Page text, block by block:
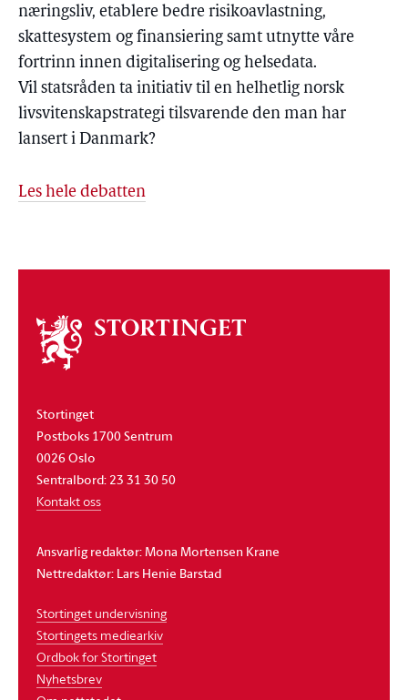
næringsliv, etablere bedre risikoavlastning,
skattesystem og finansiering samt utnytte våre
fortrinn innen digitalisering og helsedata.
Vil statsråden ta initiativ til en helhetlig norsk
livsvitenskapstrategi tilsvarende den man har
lansert i Danmark?
Les hele debatten
Om
stortinget
Stortinget
Postboks 1700 Sentrum
0026 Oslo
Sentralbord: 23 31 30 50
Kontakt oss
Ansvarlig redaktør: Mona Mortensen Krane
Nettredaktør: Lars Henie Barstad
Stortinget undervisning
Stortingets mediearkiv
Ordbok for Stortinget
Nyhetsbrev